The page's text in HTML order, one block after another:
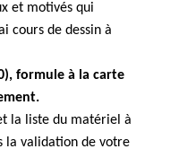
et motivés qui
cours de dessin à
formule à la carte
la liste du matériel à
la validation de votre